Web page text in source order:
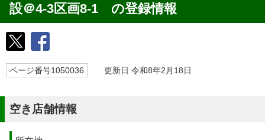
設＠4-3区画8-1 の登録情報
ページ番号1050036 更新日 令和8年2月18日
空き店舗情報